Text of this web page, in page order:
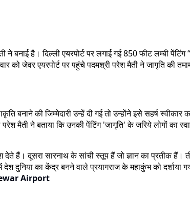
बनाई है। दिल्ली एयरपोर्ट पर लगाई गई 850 फीट लम्बी
जेवर एयरपोर्ट पर पहुंचे पदमश्री परेश मैती ने जागृति की
बनाने की जिम्मेदारी उन्हें दी गई तो उन्होंने इसे सहर्ष
मैती ने बताया कि उनकी पेंटिंग 'जागृति' के जरिये लोगों
हैं। दूसरा सारनाथ के सांची स्तूप हैं जो ज्ञान का प्रतीक हैं।
दुनिया का केंद्र बनने वाले प्रयागराज के महाकुंभ को
Airport